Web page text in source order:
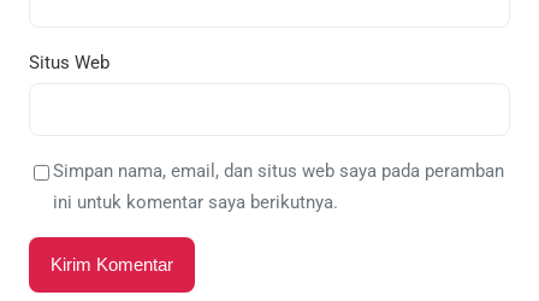
Situs Web
Simpan nama, email, dan situs web saya pada peramban
ini untuk komentar saya berikutnya.